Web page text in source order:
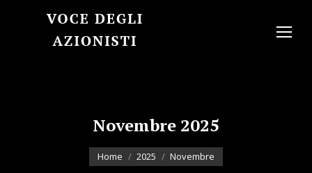
Novembre 2025
You are here:
Home 2025 Novembre